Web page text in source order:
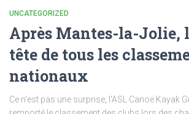
UNCATEGORIZED
Après Mantes-la-Jolie,
tête de tous les
nationaux
Ce n’est pas une surprise, l’ASL Canoë Kayak